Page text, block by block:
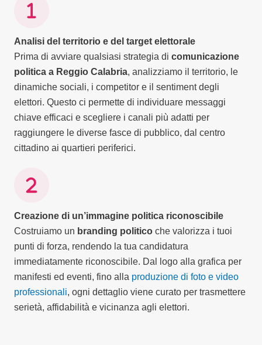
Analisi del territorio e del target elettorale
Prima di avviare qualsiasi strategia di comunicazione
politica a Reggio Calabria, analizziamo il territorio, le
dinamiche sociali, i competitor e il sentiment degli
elettori. Questo ci permette di individuare messaggi
chiave efficaci e scegliere i canali più adatti per
raggiungere le diverse fasce di pubblico, dal centro
cittadino ai quartieri periferici.
Creazione di un’immagine politica riconoscibile
Costruiamo un branding politico che valorizza i tuoi
punti di forza, rendendo la tua candidatura
immediatamente riconoscibile. Dal logo alla grafica per
manifesti ed eventi, fino alla produzione di foto e video
professionali, ogni dettaglio viene curato per trasmettere
serietà, affidabilità e vicinanza agli elettori.